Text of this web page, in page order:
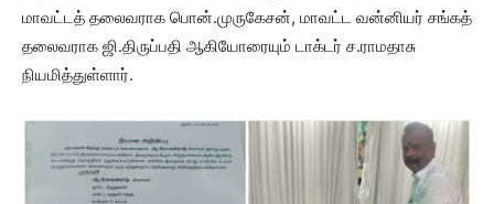
மாவட்டத் தலைவராக பொன்.முருகேசன், மாவட்ட வன்னியர் சங்கத்
தலைவராக ஜி.திருப்பதி ஆகியோரையும் டாக்டர் ச.ராமதாசு
நியமித்துள்ளார்.